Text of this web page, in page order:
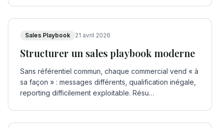
Sales Playbook 21 avril 2026
Structurer un sales playbook moderne
Sans référentiel commun, chaque commercial vend « à
sa façon » : messages différents, qualification inégale,
reporting difficilement exploitable. Résu…